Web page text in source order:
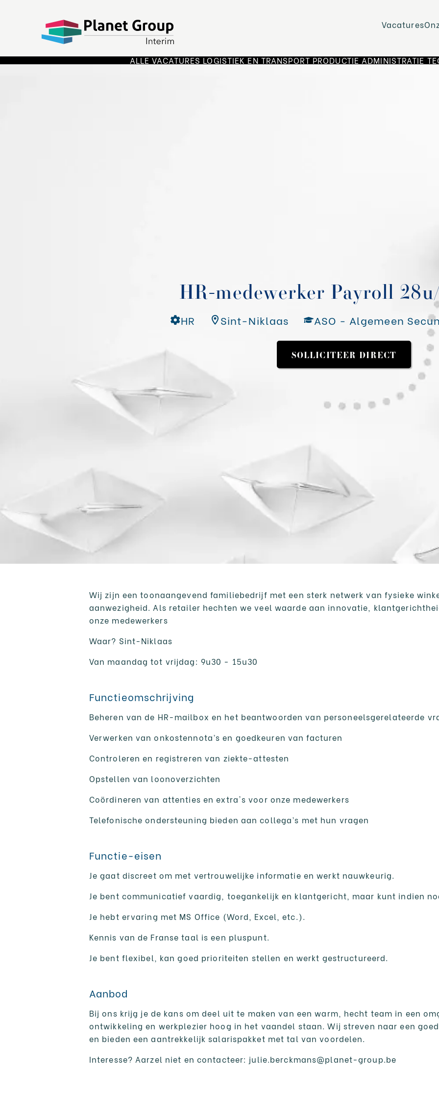
ALLE VACATURES LOGISTIEK EN TRANSPORT PRODUCTIE ADMINISTRATIE
Vacatures
HR-medewerker Payroll
HR Sint-Niklaas ASO - Algemeen
SOLLICITEER DIRECT
Wij zijn een toonaangevend familiebedrijf met een sterk netwerk van fysieke
aanwezigheid. Als retailer hechten we veel waarde aan innovatie,
onze medewerkers
Waar? Sint-Niklaas
Van maandag tot vrijdag: 9u30 - 15u30
Functieomschrijving
Beheren van de HR-mailbox en het beantwoorden van personeelsgerelateerde
Verwerken van onkostennota’s en goedkeuren van facturen
Controleren en registreren van ziekte-attesten
Opstellen van loonoverzichten
Coördineren van attenties en extra's voor onze medewerkers
Telefonische ondersteuning bieden aan collega’s met hun vragen
Functie-eisen
Je gaat discreet om met vertrouwelijke informatie en werkt nauwkeurig.
Je bent communicatief vaardig, toegankelijk en klantgericht, maar kunt indien
Je hebt ervaring met MS Office (Word, Excel, etc.).
Kennis van de Franse taal is een pluspunt.
Je bent flexibel, kan goed prioriteiten stellen en werkt gestructureerd.
Aanbod
Bij ons krijg je de kans om deel uit te maken van een warm, hecht team in een
ontwikkeling en werkplezier hoog in het vaandel staan. Wij streven naar een
en bieden een aantrekkelijk salarispakket met tal van voordelen.
Interesse? Aarzel niet en contacteer: julie.berckmans@planet-group.be